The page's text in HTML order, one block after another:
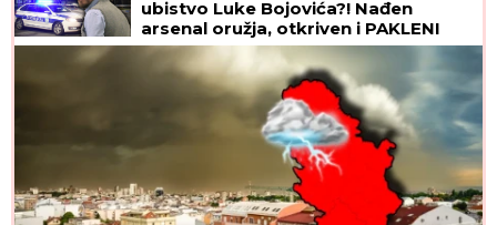
ubistvo Luke Bojovića?! Nađen
arsenal oružja, otkriven i PAKLENI
PLAN koji su skovali